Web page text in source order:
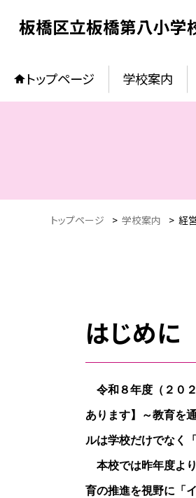
板橋区立板橋第八小学
トップページ 学校案内
トップページ > 学校案内 > 経
はじめに
令和８年度（２０
あります】～教育を
ルは学校だけでなく
本校では昨年度よ
育の推進を視野に「